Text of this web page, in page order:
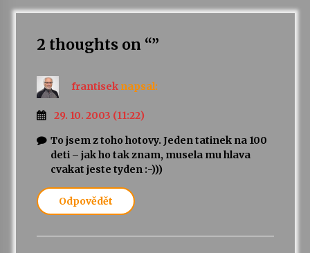
2 thoughts on “”
frantisek napsal:
29. 10. 2003 (11:22)
To jsem z toho hotovy. Jeden tatinek na 100
deti – jak ho tak znam, musela mu hlava
cvakat jeste tyden :-)))
Odpovědět